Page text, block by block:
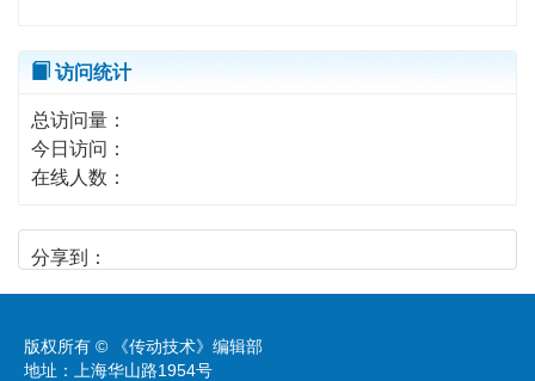
访问统计
总访问量：
今日访问：
在线人数：
分享到：
版权所有 © 《传动技术》编辑部
地址：上海华山路1954号